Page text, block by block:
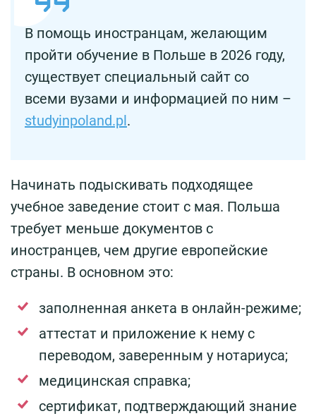
В помощь иностранцам, желающим
пройти обучение в Польше в 2026 году,
существует специальный сайт со
всеми вузами и информацией по ним –
studyinpoland.pl.
Начинать подыскивать подходящее
учебное заведение стоит с мая. Польша
требует меньше документов с
иностранцев, чем другие европейские
страны. В основном это:
заполненная анкета в онлайн-режиме;
аттестат и приложение к нему с
переводом, заверенным у нотариуса;
медицинская справка;
сертификат, подтверждающий знание